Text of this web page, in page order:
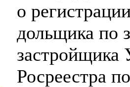
о
дольщика по
застройщика
Росреестра